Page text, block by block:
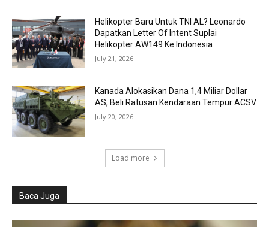
Helikopter Baru Untuk TNI AL? Leonardo
Dapatkan Letter Of Intent Suplai
Helikopter AW149 Ke Indonesia
July 21, 2026
Kanada Alokasikan Dana 1,4 Miliar Dollar
AS, Beli Ratusan Kendaraan Tempur ACSV
July 20, 2026
Load more
Baca Juga